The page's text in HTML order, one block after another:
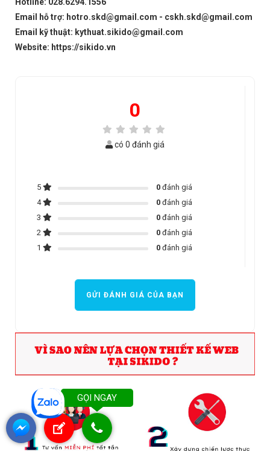
Email hỗ trợ: hotro.skd@gmail.com - cskh.skd@gmail.com
Email kỹ thuật: kythuat.sikido@gmail.com
Website: https://sikido.vn
0
có 0 đánh giá
5 0đánh giá
4
0đánh giá
3
0đánh giá
2
0đánh giá
1
0đánh giá
GỬI ĐÁNH GIÁ CỦA BẠN
GỌI NGAY